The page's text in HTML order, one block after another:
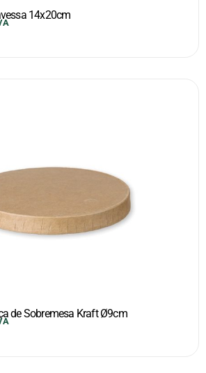
14x20cm
de Sobremesa Kraft Ø9cm